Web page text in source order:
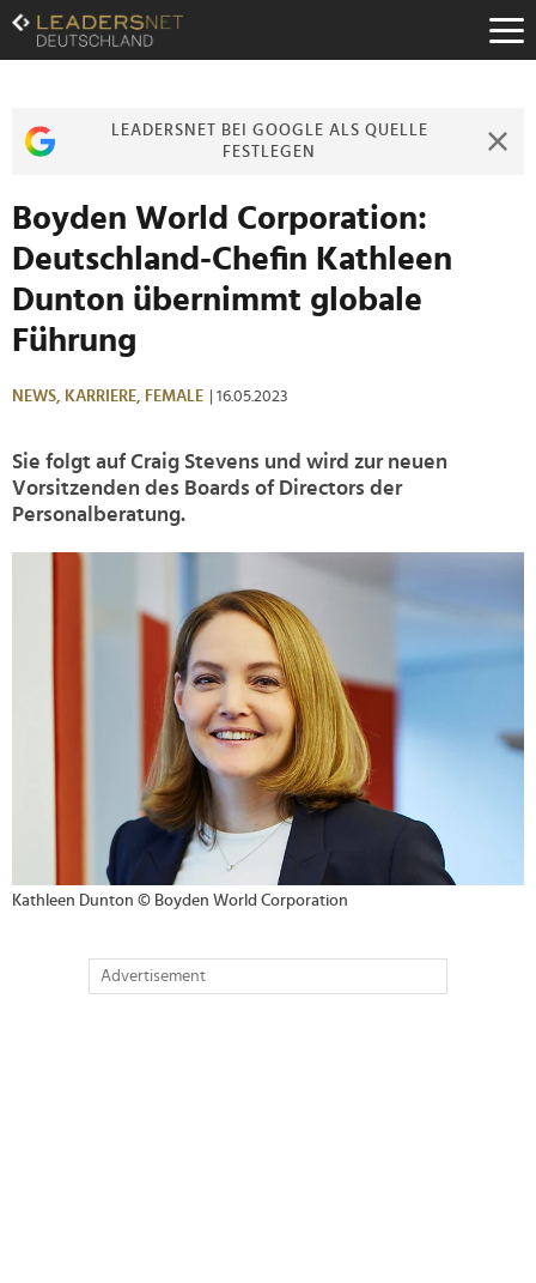
Zum
Inhalt
Zur
Zur
LEADERSNET BEI GOOGLE ALS QUELLE
FESTLEGEN
Boyden World Corporation:
Deutschland-Chefin Kathleen
Dunton übernimmt globale
Führung
NEWS, KARRIERE, FEMALE | 16.05.2023
Sie folgt auf Craig Stevens und wird zur neuen
Vorsitzenden des Boards of Directors der
Personalberatung.
Kathleen Dunton © Boyden World Corporation
Advertisement